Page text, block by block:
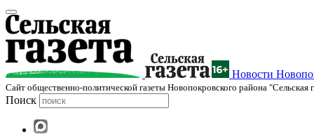
Новости
Cайт общественно-политической газеты Новопокровского района "Сельская
Поиск